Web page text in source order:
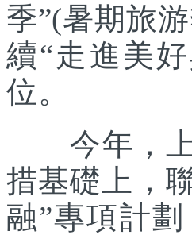
季”(暑期旅
續“走進美
位。
今年，上
措基礎上，
融”專項計